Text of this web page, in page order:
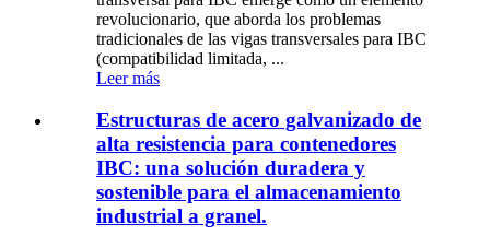
revolucionario, que aborda los problemas
tradicionales de las vigas transversales para IBC
(compatibilidad limitada, ...
Leer más
Estructuras de acero galvanizado de
alta resistencia para contenedores
IBC: una solución duradera y
sostenible para el almacenamiento
industrial a granel.